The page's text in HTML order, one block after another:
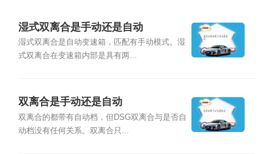
湿式双离合是手动还是自动
湿式双离合是自动变速箱，匹配有手动模式。湿
式双离合在变速箱内部是具有两...
双离合是手动还是自动
双离合的都带有自动档，但DSG双离合与是否自
动档没有任何关系。双离合只...